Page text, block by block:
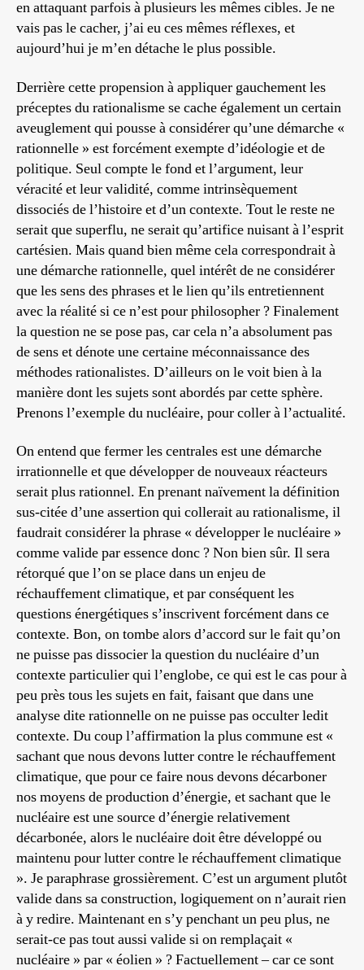
en attaquant parfois à plusieurs les mêmes cibles. Je ne
vais pas le cacher, j’ai eu ces mêmes réflexes, et
aujourd’hui je m’en détache le plus possible.
Derrière cette propension à appliquer gauchement les
préceptes du rationalisme se cache également un certain
aveuglement qui pousse à considérer qu’une démarche «
rationnelle » est forcément exempte d’idéologie et de
politique. Seul compte le fond et l’argument, leur
véracité et leur validité, comme intrinsèquement
dissociés de l’histoire et d’un contexte. Tout le reste ne
serait que superflu, ne serait qu’artifice nuisant à l’esprit
cartésien. Mais quand bien même cela correspondrait à
une démarche rationnelle, quel intérêt de ne considérer
que les sens des phrases et le lien qu’ils entretiennent
avec la réalité si ce n’est pour philosopher ? Finalement
la question ne se pose pas, car cela n’a absolument pas
de sens et dénote une certaine méconnaissance des
méthodes rationalistes. D’ailleurs on le voit bien à la
manière dont les sujets sont abordés par cette sphère.
Prenons l’exemple du nucléaire, pour coller à l’actualité.
On entend que fermer les centrales est une démarche
irrationnelle et que développer de nouveaux réacteurs
serait plus rationnel. En prenant naïvement la définition
sus-citée d’une assertion qui collerait au rationalisme, il
faudrait considérer la phrase « développer le nucléaire »
comme valide par essence donc ? Non bien sûr. Il sera
rétorqué que l’on se place dans un enjeu de
réchauffement climatique, et par conséquent les
questions énergétiques s’inscrivent forcément dans ce
contexte. Bon, on tombe alors d’accord sur le fait qu’on
ne puisse pas dissocier la question du nucléaire d’un
contexte particulier qui l’englobe, ce qui est le cas pour à
peu près tous les sujets en fait, faisant que dans une
analyse dite rationnelle on ne puisse pas occulter ledit
contexte. Du coup l’affirmation la plus commune est «
sachant que nous devons lutter contre le réchauffement
climatique, que pour ce faire nous devons décarboner
nos moyens de production d’énergie, et sachant que le
nucléaire est une source d’énergie relativement
décarbonée, alors le nucléaire doit être développé ou
maintenu pour lutter contre le réchauffement climatique
». Je paraphrase grossièrement. C’est un argument plutôt
valide dans sa construction, logiquement on n’aurait rien
à y redire. Maintenant en s’y penchant un peu plus, ne
serait-ce pas tout aussi valide si on remplaçait «
nucléaire » par « éolien » ? Factuellement – car ce sont